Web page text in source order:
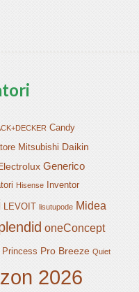
Candy
Mitsubishi Daikin
Generico
Hisense Inventor
LEVOIT lisutupode Midea
oneConcept
Princess Pro Breeze Quiet
2026